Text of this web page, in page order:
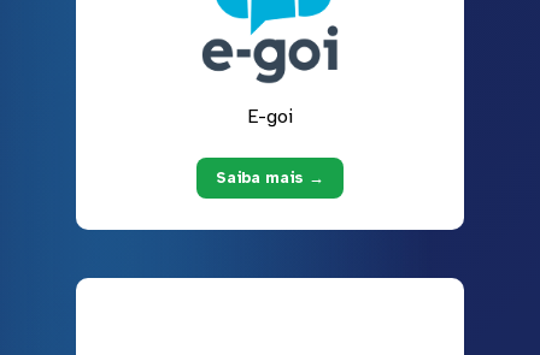
E-goi
Saiba mais →